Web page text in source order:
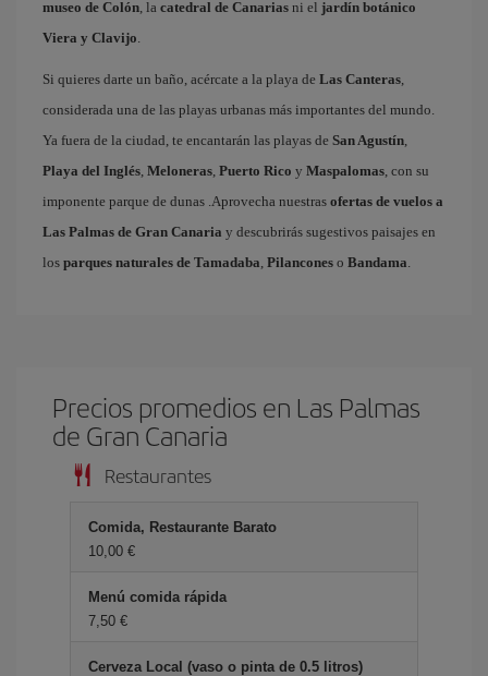
museo de Colón , la catedral de Canarias ni el jardín botánico
Viera y Clavijo
Si quieres darte un baño, acércate a la playa de Las Canteras
considerada una de las playas urbanas más importantes del mundo.
Ya fuera de la ciudad, te encantarán las playas de San Agustín
Playa del Inglés Meloneras Puerto Rico y Maspalomas , con su
imponente parque de dunas .Aprovecha nuestras ofertas de vuelos a
Las Palmas de Gran Canaria y descubrirás sugestivos paisajes en
los parques naturales de Tamadaba Pilancones o Bandama
Precios promedios en Las Palmas
de Gran Canaria
Restaurantes
Comida, Restaurante Barato
10,00 €
Menú comida rápida
7,50 €
Cerveza Local (vaso o pinta de 0.5 litros)